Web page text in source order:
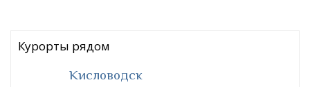
Курорты рядом
Кисловодск